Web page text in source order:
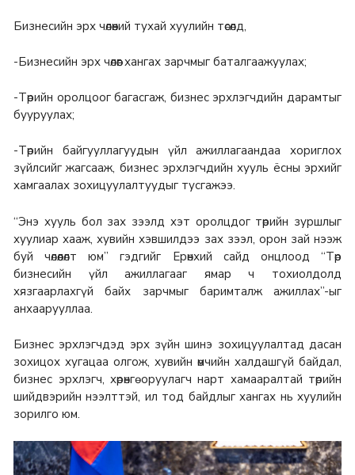
Бизнесийн эрх чөлөөний тухай хуулийн төсөлд,
-Бизнесийн эрх чөлөөг хангах зарчмыг баталгаажуулах;
-Төрийн оролцоог багасгаж, бизнес эрхлэгчдийн дарамтыг
бууруулах;
-Төрийн байгууллагуудын үйл ажиллагаандаа хориглох
зүйлсийг жагсааж, бизнес эрхлэгчдийн хууль ёсны эрхийг
хамгаалах зохицуулалтуудыг тусгажээ.
“Энэ хууль бол зах зээлд хэт оролцдог төрийн зуршлыг
хуулиар хааж, хувийн хэвшилдээ зах зээл, орон зай нээж
буй чөлөөлөлт юм” гэдгийг Ерөнхий сайд онцлоод “Төр
бизнесийн үйл ажиллагааг ямар ч тохиолдолд
хязгаарлахгүй байх зарчмыг баримталж ажиллах”-ыг
анхаарууллаа.
Бизнес эрхлэгчдэд эрх зүйн шинэ зохицуулалтад дасан
зохицох хугацаа олгож, хувийн өмчийн халдашгүй байдал,
бизнес эрхлэгч, хөрөнгө оруулагч нарт хамааралтай төрийн
шийдвэрийн нээлттэй, ил тод байдлыг хангах нь хуулийн
зорилго юм.